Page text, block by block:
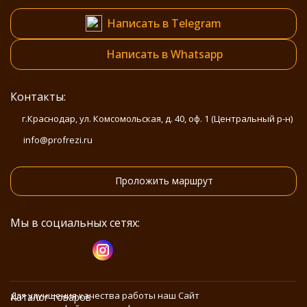
Написать в Telegram
Написать в Whatsapp
Контакты:
г.Краснодар, ул. Комсомольская, д. 40, оф. 1 (Центральный р-н)
info@profrezi.ru
Проложить маршрут
Мы в социальных сетях:
Каталог товаров
Для улучшения качества работы наш Сайт